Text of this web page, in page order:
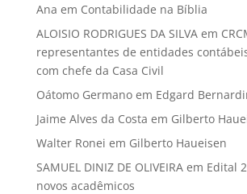
Ana em Contabilidade na Bíblia
ALOISIO RODRIGUES DA SILVAem
representantes de entidades
com chefe da Casa Civil
Oátomo Germanoem Edgard
Jaime Alves da Costa em Gilberto
Walter Ronei em Gilberto Haueisen
SAMUEL DINIZ DE OLIVEIRAem Edital
novos acadêmicos